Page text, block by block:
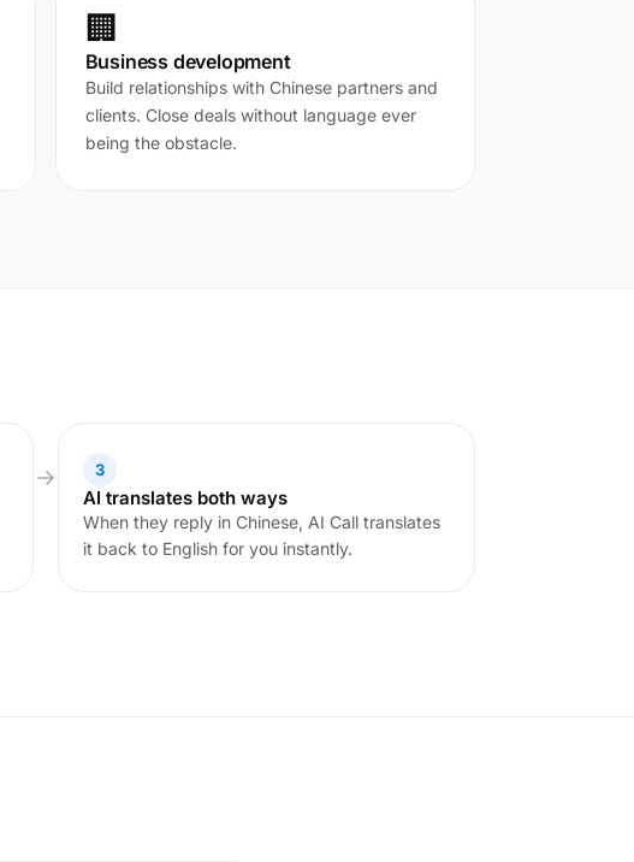
🏢
Business development
Build relationships with Chinese partners and
clients. Close deals without language ever
being the obstacle.
3
AI translates both ways
When they reply in Chinese, AI Call translates
it back to English for you instantly.